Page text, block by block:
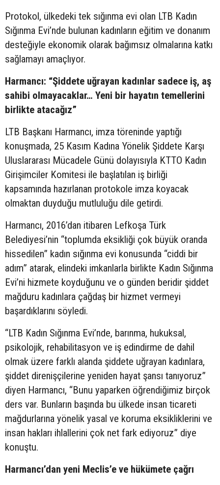
Protokol, ülkedeki tek sığınma evi olan LTB Kadın
Sığınma Evi’nde bulunan kadınların eğitim ve donanım
desteğiyle ekonomik olarak bağımsız olmalarına katkı
sağlamayı amaçlıyor.
Harmancı: “Şiddete uğrayan kadınlar sadece iş, aş
sahibi olmayacaklar… Yeni bir hayatın temellerini
birlikte atacağız”
LTB Başkanı Harmancı, imza töreninde yaptığı
konuşmada, 25 Kasım Kadına Yönelik Şiddete Karşı
Uluslararası Mücadele Günü dolayısıyla KTTO Kadın
Girişimciler Komitesi ile başlatılan iş birliği
kapsamında hazırlanan protokole imza koyacak
olmaktan duyduğu mutluluğu dile getirdi.
Harmancı, 2016’dan itibaren Lefkoşa Türk
Belediyesi’nin “toplumda eksikliği çok büyük oranda
hissedilen” kadın sığınma evi konusunda “ciddi bir
adım” atarak, elindeki imkanlarla birlikte Kadın Sığınma
Evi’ni hizmete koyduğunu ve o günden beridir şiddet
mağduru kadınlara çağdaş bir hizmet vermeyi
başardıklarını söyledi.
“LTB Kadın Sığınma Evi’nde, barınma, hukuksal,
psikolojik, rehabilitasyon ve iş edindirme de dahil
olmak üzere farklı alanda şiddete uğrayan kadınlara,
şiddet direnişçilerine yeniden hayat şansı tanıyoruz”
diyen Harmancı, “Bunu yaparken öğrendiğimiz birçok
ders var. Bunların başında bu ülkede insan ticareti
mağdurlarına yönelik yasal ve koruma eksikliklerini ve
insan hakları ihlallerini çok net fark ediyoruz” diye
konuştu.
Harmancı’dan yeni Meclis’e ve hükümete çağrı